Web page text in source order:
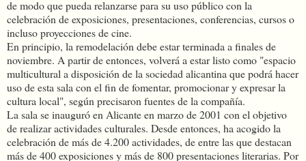
de modo que pueda relanzarse para su uso público con la
celebración de exposiciones, presentaciones, conferencias, cursos o
incluso proyecciones de cine.
En principio, la remodelación debe estar terminada a finales de
noviembre. A partir de entonces, volverá a estar listo como "espacio
multicultural a disposición de la sociedad alicantina que podrá hacer
uso de esta sala con el fin de fomentar, promocionar y expresar la
cultura local", según precisaron fuentes de la compañía.
La sala se inauguró en Alicante en marzo de 2001 con el objetivo
de realizar actividades culturales. Desde entonces, ha acogido la
celebración de más de 4.200 actividades, de entre las que destacan
más de 400 exposiciones y más de 800 presentaciones literarias. Por